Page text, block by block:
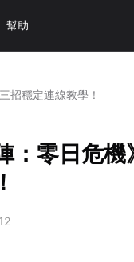
幫助
招穩定連線教學！
：零日危